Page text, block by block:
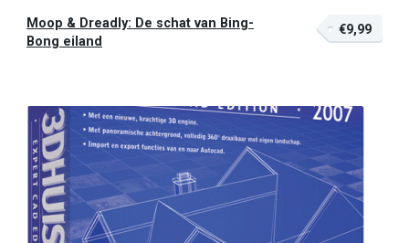
Moop & Dreadly: De schat van Bing-
Bong eiland
€9,99